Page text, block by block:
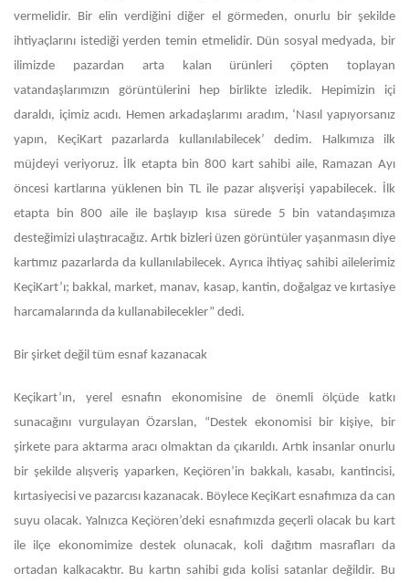
vermelidir. Bir elin verdiğini diğer el görmeden, onurlu bir şekilde
ihtiyaçlarını istediği yerden temin etmelidir. Dün sosyal medyada, bir
ilimizde pazardan arta kalan ürünleri çöpten toplayan
vatandaşlarımızın görüntülerini hep birlikte izledik. Hepimizin içi
daraldı, içimiz acıdı. Hemen arkadaşlarımı aradım, ‘Nasıl yapıyorsanız
yapın, KeçiKart pazarlarda kullanılabilecek’ dedim. Halkımıza ilk
müjdeyi veriyoruz. İlk etapta bin 800 kart sahibi aile, Ramazan Ayı
öncesi kartlarına yüklenen bin TL ile pazar alışverişi yapabilecek. İlk
etapta bin 800 aile ile başlayıp kısa sürede 5 bin vatandaşımıza
desteğimizi ulaştıracağız. Artık bizleri üzen görüntüler yaşanmasın diye
kartımız pazarlarda da kullanılabilecek. Ayrıca ihtiyaç sahibi ailelerimiz
KeçiKart’ı; bakkal, market, manav, kasap, kantin, doğalgaz ve kırtasiye
harcamalarında da kullanabilecekler” dedi.
Bir şirket değil tüm esnaf kazanacak
Keçikart’ın, yerel esnafın ekonomisine de önemli ölçüde katkı
sunacağını vurgulayan Özarslan, “Destek ekonomisi bir kişiye, bir
şirkete para aktarma aracı olmaktan da çıkarıldı. Artık insanlar onurlu
bir şekilde alışveriş yaparken, Keçiören’in bakkalı, kasabı, kantincisi,
kırtasiyecisi ve pazarcısı kazanacak. Böylece KeçiKart esnafımıza da can
suyu olacak. Yalnızca Keçiören’deki esnafımızda geçerli olacak bu kart
ile ilçe ekonomimize destek olunacak, koli dağıtım masrafları da
ortadan kalkacaktır. Bu kartın sahibi gıda kolisi satanlar değildir. Bu